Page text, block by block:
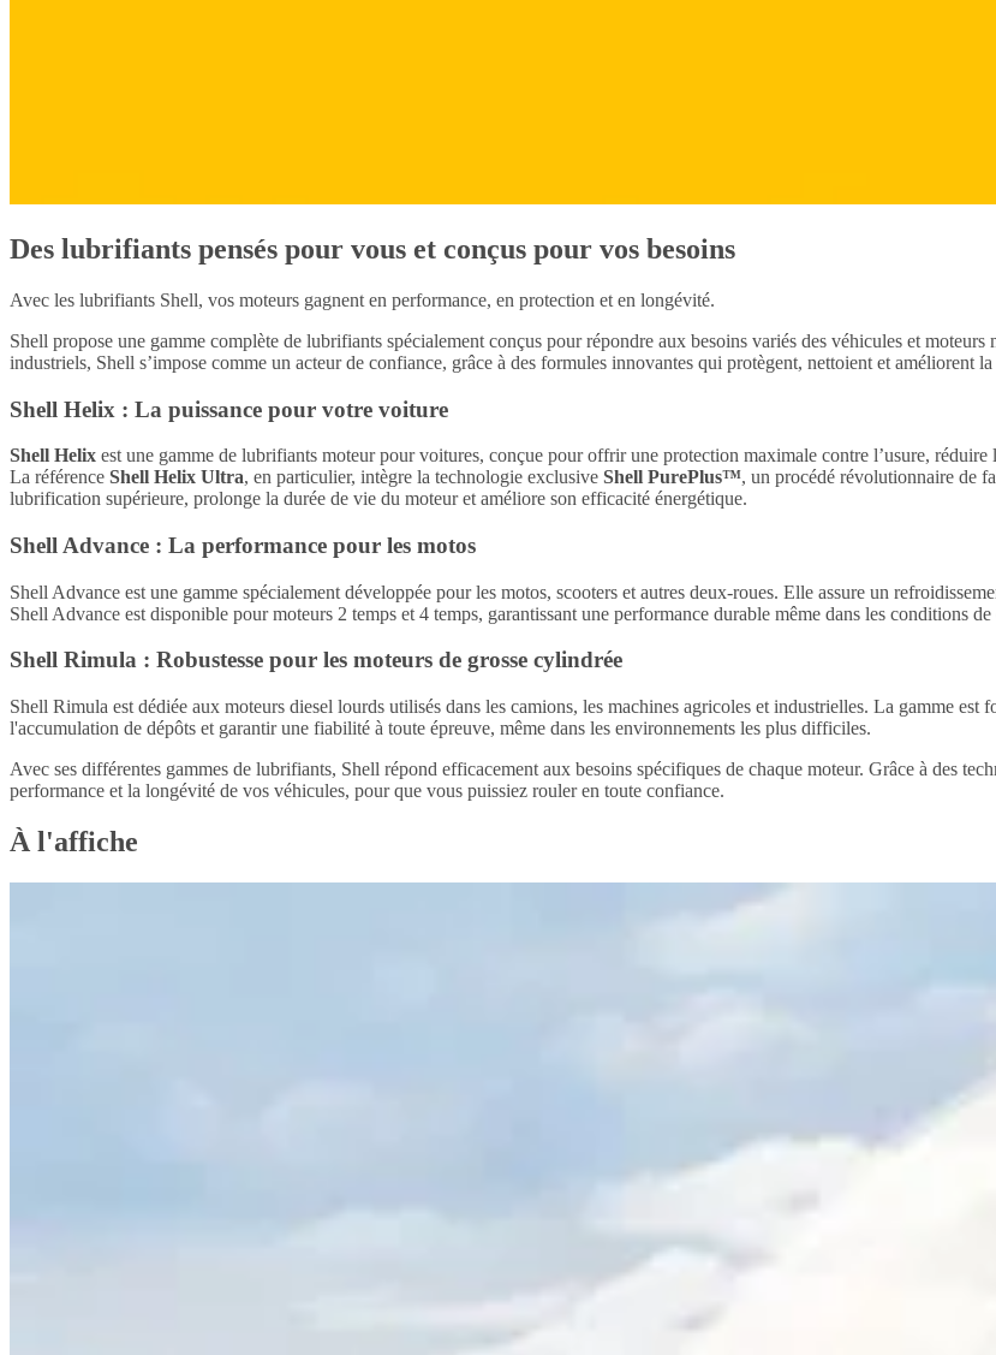
Des lubrifiants pensés pour vous et conçus pour vos besoins
Avec les lubrifiants Shell, vos moteurs gagnent en performance, en protection et en longévité.
Shell propose une gamme complète de lubrifiants spécialement conçus pour répondre aux besoins variés des véhicules et
industriels, Shell s’impose comme un acteur de confiance, grâce à des formules innovantes qui protègent, nettoient et améliorent
Shell Helix : La puissance pour votre voiture
Shell Helix est une gamme de lubrifiants moteur pour voitures, conçue pour offrir une protection maximale contre l’usure, réduire
La référence Shell Helix Ultra, en particulier, intègre la technologie exclusive Shell PurePlus™, un procédé révolutionnaire de
lubrification supérieure, prolonge la durée de vie du moteur et améliore son efficacité énergétique.
Shell Advance : La performance pour les motos
Shell Advance est une gamme spécialement développée pour les motos, scooters et autres deux-roues. Elle assure un
Shell Advance est disponible pour moteurs 2 temps et 4 temps, garantissant une performance durable même dans les conditions
Shell Rimula : Robustesse pour les moteurs de grosse cylindrée
Shell Rimula est dédiée aux moteurs diesel lourds utilisés dans les camions, les machines agricoles et industrielles. La gamme
l'accumulation de dépôts et garantir une fiabilité à toute épreuve, même dans les environnements les plus difficiles.
Avec ses différentes gammes de lubrifiants, Shell répond efficacement aux besoins spécifiques de chaque moteur. Grâce à des
performance et la longévité de vos véhicules, pour que vous puissiez rouler en toute confiance.
À l'affiche